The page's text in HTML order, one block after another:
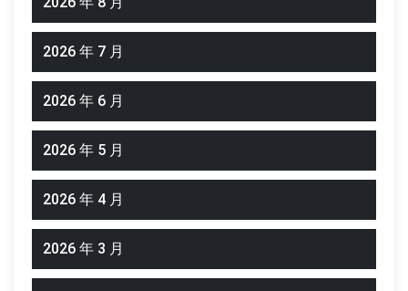
2026 年 7 月
2026 年 6 月
2026 年 5 月
2026 年 4 月
2026 年 3 月